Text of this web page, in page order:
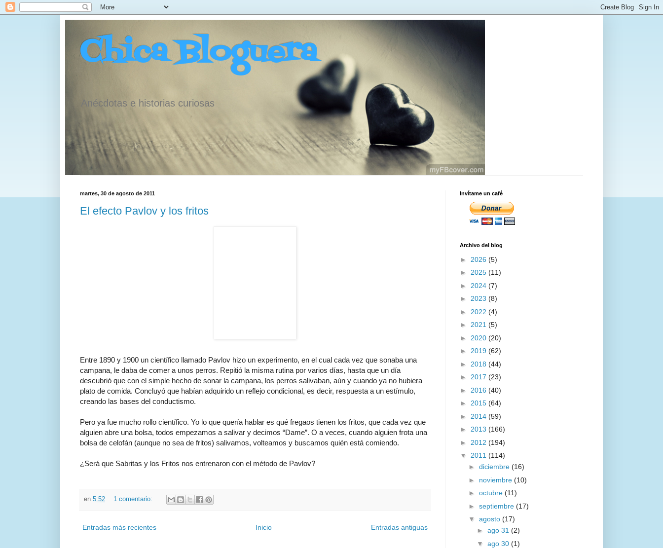
Chica Bloguera
Anécdotas e historias curiosas
martes, 30 de agosto de 2011
El efecto Pavlov y los fritos
Entre 1890 y 1900 un científico llamado Pavlov hizo un experimento, en el cual cada vez que sonaba una
campana, le daba de comer a unos perros. Repitió la misma rutina por varios días, hasta que un día
descubrió que con el simple hecho de sonar la campana, los perros salivaban, aún y cuando ya no hubiera
plato de comida. Concluyó que habían adquirido un reflejo condicional, es decir, respuesta a un estímulo,
creando las bases del conductismo.
Pero ya fue mucho rollo científico. Yo lo que quería hablar es qué fregaos tienen los fritos, que cada vez que
alguien abre una bolsa, todos empezamos a salivar y decimos “Dame”. O a veces, cuando alguien frota una
bolsa de celofán (aunque no sea de fritos) salivamos, volteamos y buscamos quién está comiendo.
¿Será que Sabritas y los Fritos nos entrenaron con el método de Pavlov?
en 5:52 1 comentario:
Entradas más recientes Entradas antiguas
Inicio
Invítame un café
Archivo del blog
► 2026 (5)
► 2025 (11)
► 2024 (7)
► 2023 (8)
► 2022 (4)
► 2021 (5)
► 2020 (20)
► 2019 (62)
► 2018 (44)
► 2017 (23)
► 2016 (40)
► 2015 (64)
► 2014 (59)
► 2013 (166)
► 2012 (194)
▼ 2011 (114)
► diciembre (16)
► noviembre (10)
► octubre (11)
► septiembre (17)
▼ agosto (17)
► ago 31 (2)
▼ ago 30 (1)